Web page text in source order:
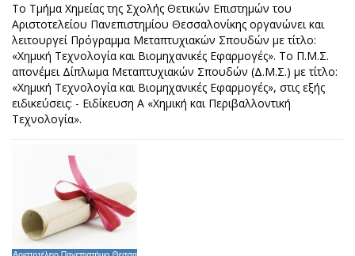
Το Τμήμα Χημείας της Σχολής Θετικών Επιστημών του
Αριστοτελείου Πανεπιστημίου Θεσσαλονίκης οργανώνει και
λειτουργεί Πρόγραμμα Μεταπτυχιακών Σπουδών με τίτλο:
«Χημική Τεχνολογία και Βιομηχανικές Εφαρμογές». Το Π.Μ.Σ.
απονέμει Δίπλωμα Μεταπτυχιακών Σπουδών (Δ.Μ.Σ.) με τίτλο:
«Χημική Τεχνολογία και Βιομηχανικές Εφαρμογές», στις εξής
ειδικεύσεις: - Ειδίκευση Α «Χημική και Περιβαλλοντική
Τεχνολογία».